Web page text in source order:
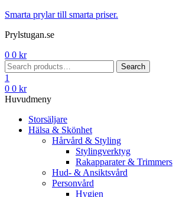
Menu
Smarta prylar till smarta priser.
Prylstugan.se
0 0 kr
Search
for:
Search
1
0 0 kr
Huvudmeny
Storsäljare
Hälsa & Skönhet
Hårvård & Styling
Stylingverktyg
Rakapparater & Trimmers
Hud- & Ansiktsvård
Personvård
Hygien